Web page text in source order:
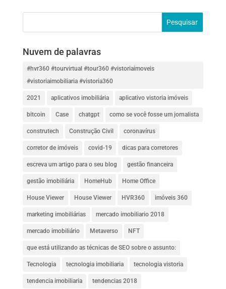
Nuvem de palavras
#hvr360 #tourvirtual #tour360 #vistoriaimoveis
#vistoriaimobiliaria #vistoria360
2021 aplicativos imobiliária aplicativo vistoria imóveis
bitcoin Case chatgpt como se você fosse um jornalista
construtech Construção Civil coronavírus
corretor de imóveis covid-19 dicas para corretores
escreva um artigo para o seu blog gestão financeira
gestão imobiliária HomeHub Home Office
House Viewer House Viewer HVR360 imóveis 360
marketing imobiliárias mercado imobiliario 2018
mercado imobiliário Metaverso NFT
que está utilizando as técnicas de SEO sobre o assunto:
Tecnologia tecnologia imobiliaria tecnologia vistoria
tendencia imobiliaria tendencias 2018